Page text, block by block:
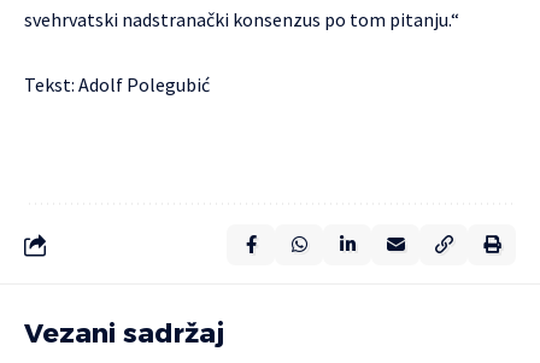
svehrvatski nadstranački konsenzus po tom pitanju.“
Tekst: Adolf Polegubić
Vezani sadržaj